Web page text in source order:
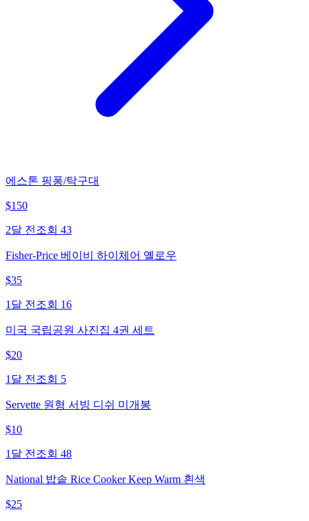
에스톤 핑퐁/탁구대
$150
2달 전 조회 43
Fisher-Price 베이비 하이체어 옐로우
$35
1달 전 조회 16
미국 국립공원 사진집 4권 세트
$20
1달 전 조회 5
Servette 원형 서빙 디쉬 미개봉
$10
1달 전 조회 48
National 밥솥 Rice Cooker Keep Warm 흰색
$25